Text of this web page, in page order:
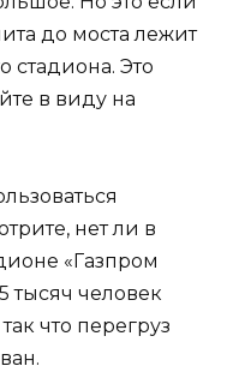
до моста лежит
стадиона. Это
в виду на
нет ли в
«Газпром
тысяч человек
что перегруз